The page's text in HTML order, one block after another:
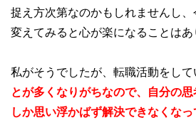
捉え方次第なのかもしれませんし
変えてみると心が楽になることはあ
私がそうでしたが、転職活動をして
とが多くなりがちなので、自分の
しか思い浮かばず解決できなくなっ